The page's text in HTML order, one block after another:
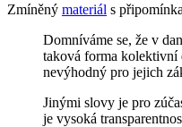
Zmíněný materiál s
Domníváme se, že v
taková forma kolektivní
nevýhodný pro jejich
Jinými slovy je pro
je vysoká